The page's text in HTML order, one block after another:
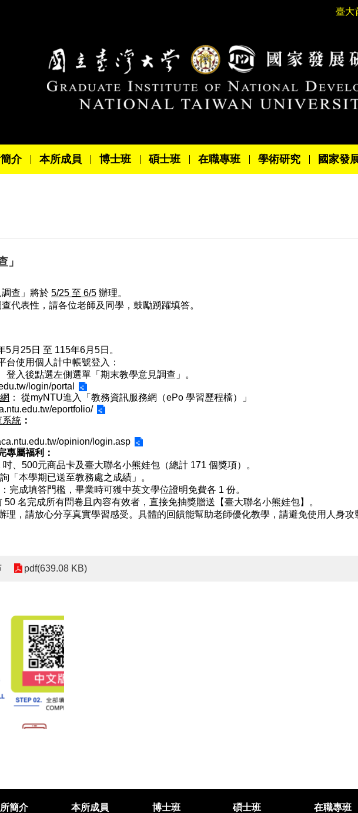
臺大
介 本所成員 博士班 碩士班 在職專班 學術研究 國家發
」
查」將於 5/25 至 6/5 辦理。
代表性，請各位老師及同學，鼓勵踴躍填答。
5月25日 至 115年6月5日。
台使用個人計中帳號登入：
登入後點選左側選單「期末教學意見調查」。
login/portal
： 從myNTU進入「教務資訊服務網（ePo 學習歷程檔）」
eportfolio/
系統 ：
opinion/login.asp
專屬福利：
吋、500元商品卡及臺大聯名小熊娃包（總計 171 個獎項）。
「本學期已送至教務處之成績」。
完成填答門檻，畢業時可獲中英文學位證明免費各 1 份。
50 名完成所有問卷且內容有效者，直接免抽獎贈送【臺大聯名小熊娃包】。
理，請放心分享真實學習感受。具體的回饋能幫助老師優化教學，請避免使用人身攻
pdf(639.08 KB)
簡介 本所成員 博士班 碩士班 在職專班